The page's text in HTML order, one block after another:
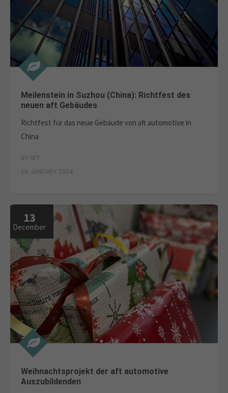
Meilenstein in Suzhou (China): Richtfest des
neuen aft Gebäudes
Richtfest für das neue Gebäude von aft automotive in
China
BY AFT
18. JANUARY 2024
13
December
Weihnachtsprojekt der aft automotive
Auszubildenden